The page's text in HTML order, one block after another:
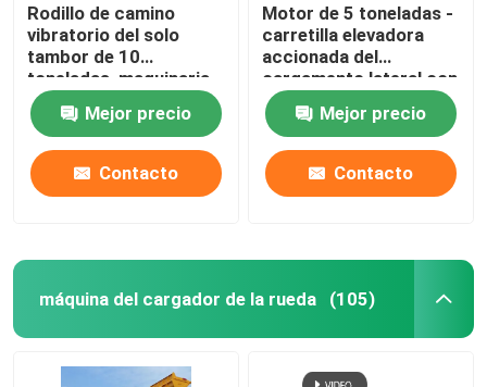
Rodillo de camino
vibratorio del solo
tambor de 10
toneladas, maquinaria
de construcción de
ChinaRoad del
compresor
Mejor precio
Contacto
Motor de 5 toneladas -
carretilla elevadora
accionada del
cargamento lateral con
el motor de 85KW
ISUZU Mejor precio
Contacto
máquina del cargador de la rueda (105)